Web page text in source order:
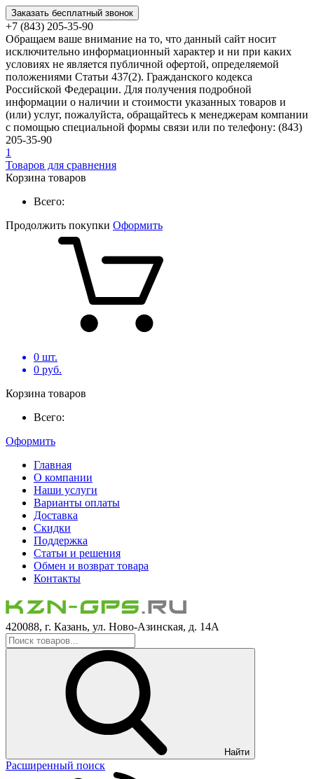
Заказать бесплатный звонок
+7 (843) 205-35-90
Обращаем ваше внимание на то, что данный сайт носит
исключительно информационный характер и ни при каких
условиях не является публичной офертой, определяемой
положениями Статьи 437(2). Гражданского кодекса
Российской Федерации. Для получения подробной
информации о наличии и стоимости указанных товаров и
(или) услуг, пожалуйста, обращайтесь к менеджерам компании
с помощью специальной формы связи или по телефону: (843)
205-35-90
1
Товаров для сравнения
Корзина товаров
Всего:
Продолжить покупки Оформить
0 шт.
0 руб.
Корзина товаров
Всего:
Оформить
Главная
О компании
Наши услуги
Варианты оплаты
Доставка
Скидки
Поддержка
Статьи и решения
Обмен и возврат товара
Контакты
420088, г. Казань, ул. Ново-Азинская, д. 14А
Найти
Расширенный поиск